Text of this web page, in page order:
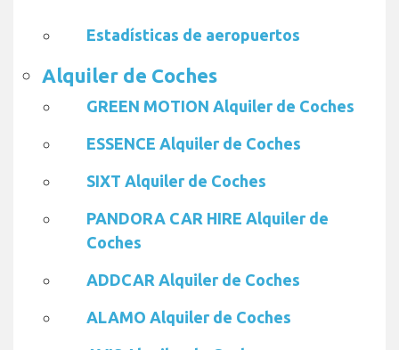
Estadísticas de aeropuertos
Alquiler de Coches
GREEN MOTION Alquiler de Coches
ESSENCE Alquiler de Coches
SIXT Alquiler de Coches
PANDORA CAR HIRE Alquiler de
Coches
ADDCAR Alquiler de Coches
ALAMO Alquiler de Coches